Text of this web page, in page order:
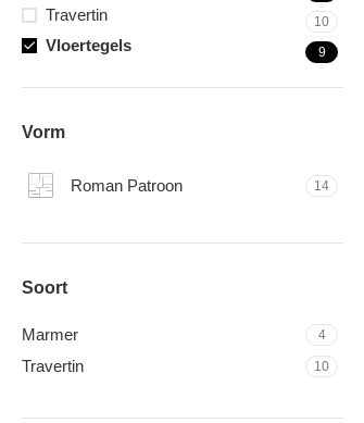
Travertin 10
Vloertegels 9
Vorm
Roman Patroon 14
Soort
Marmer 4
Travertin 10